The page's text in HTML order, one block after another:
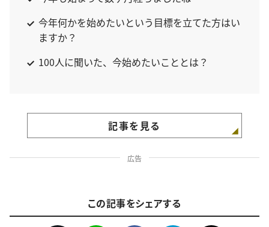
今年何かを始めたいという目標を立てた方はい
ますか？
100人に聞いた、今始めたいこととは？
記事を見る
広告
この記事をシェアする